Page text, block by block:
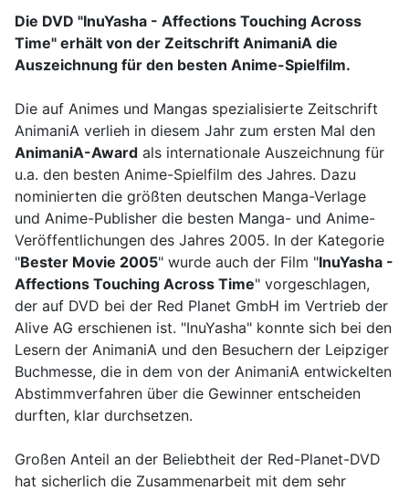
Die DVD "InuYasha - Affections Touching Across
Time" erhält von der Zeitschrift AnimaniA die
Auszeichnung für den besten Anime-Spielfilm.
Die auf Animes und Mangas spezialisierte Zeitschrift
AnimaniA verlieh in diesem Jahr zum ersten Mal den
AnimaniA-Award als internationale Auszeichnung für
u.a. den besten Anime-Spielfilm des Jahres. Dazu
nominierten die größten deutschen Manga-Verlage
und Anime-Publisher die besten Manga- und Anime-
Veröffentlichungen des Jahres 2005. In der Kategorie
"Bester Movie 2005" wurde auch der Film "InuYasha -
Affections Touching Across Time" vorgeschlagen,
der auf DVD bei der Red Planet GmbH im Vertrieb der
Alive AG erschienen ist. "InuYasha" konnte sich bei den
Lesern der AnimaniA und den Besuchern der Leipziger
Buchmesse, die in dem von der AnimaniA entwickelten
Abstimmverfahren über die Gewinner entscheiden
durften, klar durchsetzen.
Großen Anteil an der Beliebtheit der Red-Planet-DVD
hat sicherlich die Zusammenarbeit mit dem sehr